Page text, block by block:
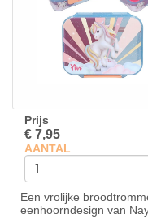
Prijs
€ 7,95
AANTAL
Een vrolijke
eenhoorndesign van